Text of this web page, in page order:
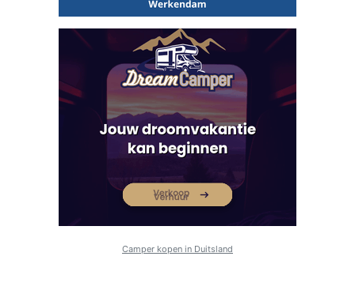
Camper kopen in Duitsland